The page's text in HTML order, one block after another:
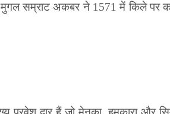
मुगल सम्राट अकबर ने 1571 में किले पर